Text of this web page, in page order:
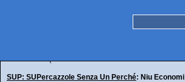
SUP: SUPercazzole Senza Un Perché: Niu Economi